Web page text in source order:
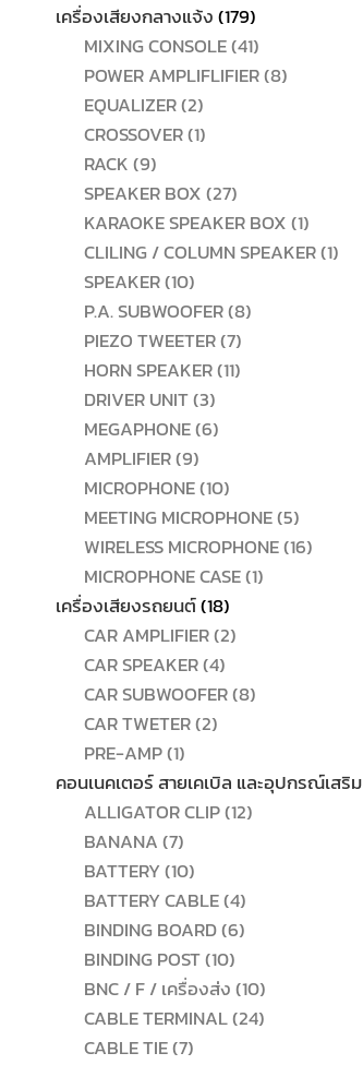
เครื่องเสียงกลางแจ้ง 179179
สินค้า
MIXING CONSOLE 4141
สินค้า
POWER AMPLIFLIFIER 88
EQUALIZER 22
สินค้า
CROSSOVER 11
RACK 99
สินค้า
SPEAKER BOX 2727
สินค้า
KARAOKE SPEAKER BOX 11
สินค้า
CLILING / COLUMN SPEAKER 11
SPEAKER 1010
สินค้า
P.A. SUBWOOFER 88
PIEZO TWEETER 77
สินค้า
HORN SPEAKER 1111
DRIVER UNIT 33
สินค้า
MEGAPHONE 66
AMPLIFIER 99
สินค้า
MICROPHONE 1010
สินค้า
MEETING MICROPHONE 55
สินค้า
WIRELESS MICROPHONE 1616
MICROPHONE CASE 11
เครื่องเสียงรถยนต์ 1818
สินค้า
CAR AMPLIFIER 22
CAR SPEAKER 44
สินค้า
CAR SUBWOOFER 88
CAR TWETER 22
PRE-AMP 11
สินค้า
คอนเนคเตอร์ สายเคเบิล และอุปกรณ์เสริม
ALLIGATOR CLIP 1212
BANANA 77
สินค้า
BATTERY 1010
สินค้า
BATTERY CABLE 44
สินค้า
BINDING BOARD 66
BINDING POST 1010
สินค้า
BNC / F / เครื่องส่ง 1010
สินค้า
CABLE TERMINAL 2424
CABLE TIE 77